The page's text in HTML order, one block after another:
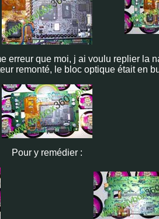
erreur que moi, j ai voulu replier la
remonté, le bloc optique était en
Pour y remédier :